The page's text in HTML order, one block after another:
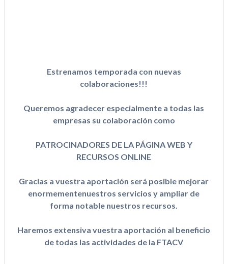
Estrenamos temporada con nuevas
colaboraciones!!!
Queremos agradecer especialmente a todas las
empresas su colaboración como
PATROCINADORES DE LA PÁGINA WEB Y
RECURSOS ONLINE
Gracias a vuestra aportación será posible mejorar
enormementenuestros servicios y ampliar de
forma notable nuestros recursos.
Haremos extensiva vuestra aportación al beneficio
de todas las actividades de la FTACV